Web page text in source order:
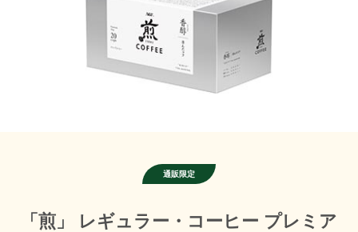
「煎」 レギュラー・コーヒー プレミア